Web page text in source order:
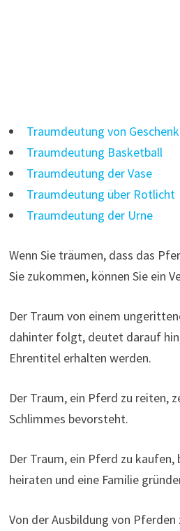
Traumdeutung von
Traumdeutung Basketball
Traumdeutung der Vase
Traumdeutung über Rotlicht
Traumdeutung der Urne
Wenn Sie träumen, dass das
Sie zukommen, können Sie ein
Der Traum von einem
dahinter folgt, deutet darauf
Ehrentitel erhalten werden.
Der Traum, ein Pferd zu reiten,
Schlimmes bevorsteht.
Der Traum, ein Pferd zu kaufen,
heiraten und eine Familie
Von der Ausbildung von